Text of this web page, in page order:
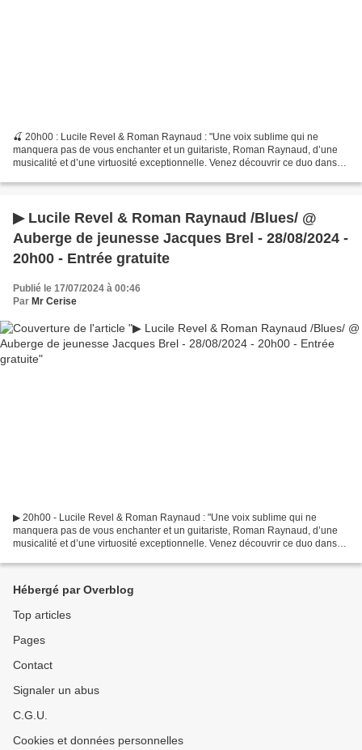
🍒 20h00 : Lucile Revel & Roman Raynaud : "Une voix sublime qui ne
manquera pas de vous enchanter et un guitariste, Roman Raynaud, d’une
musicalité et d’une virtuosité exceptionnelle. Venez découvrir ce duo dans
▶ Lucile Revel & Roman Raynaud /Blues/ @
Auberge de jeunesse Jacques Brel - 28/08/2024 -
20h00 - Entrée gratuite
Publié le 17/07/2024 à 00:46
Par Mr Cerise
▶ 20h00 - Lucile Revel & Roman Raynaud : "Une voix sublime qui ne
manquera pas de vous enchanter et un guitariste, Roman Raynaud, d’une
musicalité et d’une virtuosité exceptionnelle. Venez découvrir ce duo dans
Hébergé par Overblog
Top articles
Pages
Contact
Signaler un abus
C.G.U.
Cookies et données personnelles